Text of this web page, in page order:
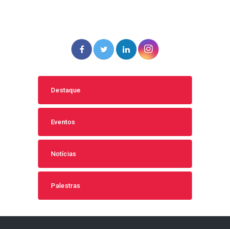
Destaque
Eventos
Notícias
Palestras